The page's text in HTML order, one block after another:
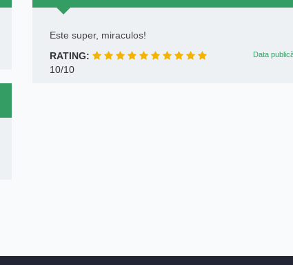
Este super, miraculos!
RATING:
Data
10/10